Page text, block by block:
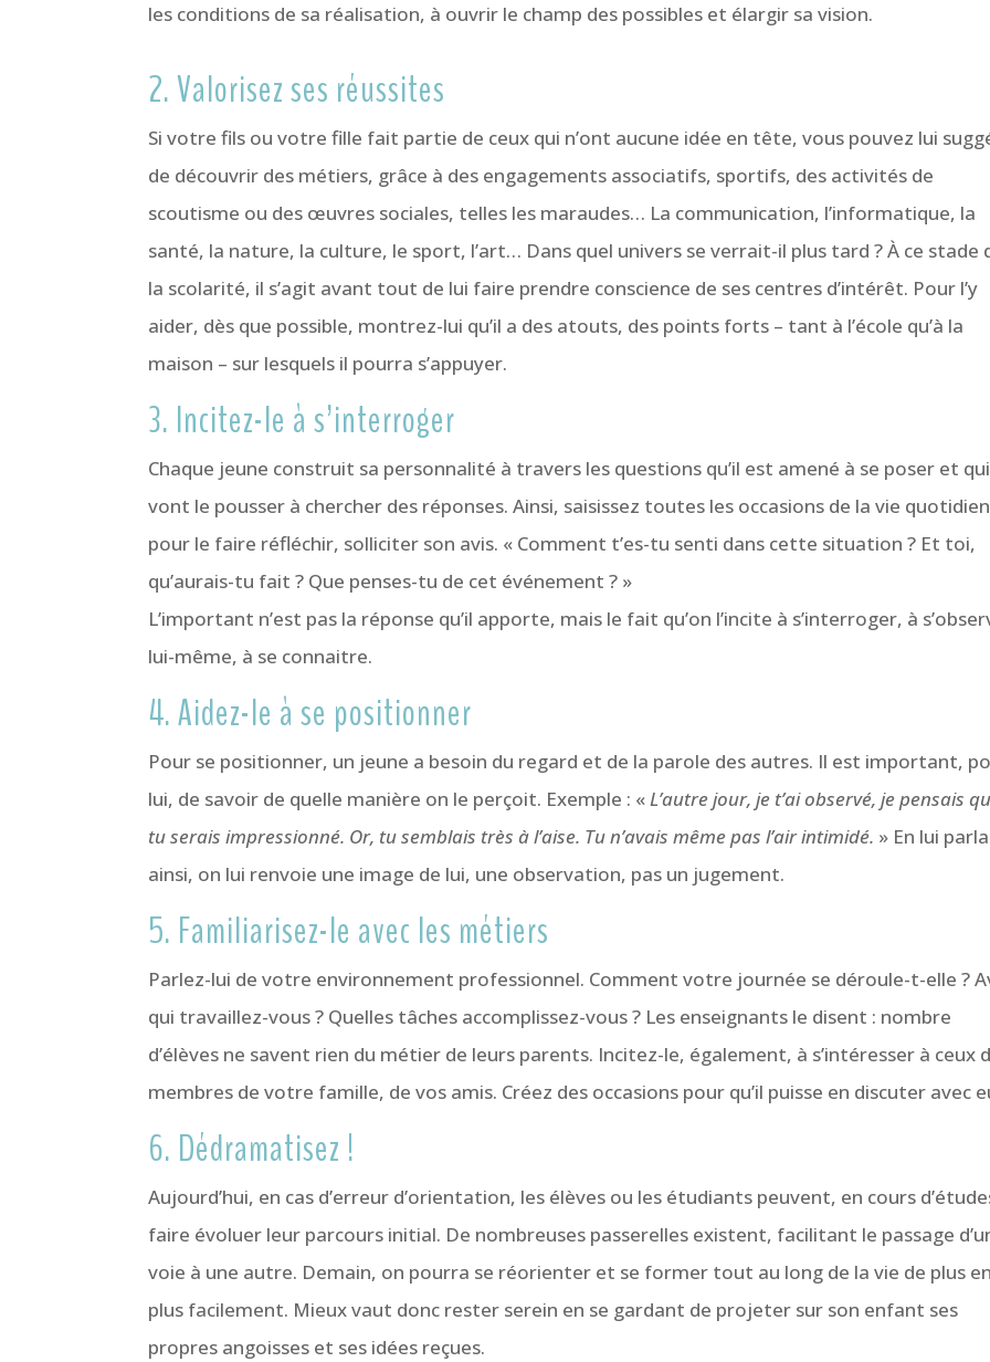
les conditions de sa réalisation, à ouvrir le champ des possibles et élargir sa vision.
2. Valorisez ses réussites
Si votre fils ou votre fille fait partie de ceux qui n’ont aucune idée en tête, vous pouvez lui
de découvrir des métiers, grâce à des engagements associatifs, sportifs, des activités de
scoutisme ou des œuvres sociales, telles les maraudes… La communication, l’informatique, la
santé, la nature, la culture, le sport, l’art… Dans quel univers se verrait-il plus tard ? À ce stade
la scolarité, il s’agit avant tout de lui faire prendre conscience de ses centres d’intérêt. Pour l’y
aider, dès que possible, montrez-lui qu’il a des atouts, des points forts – tant à l’école qu’à la
maison – sur lesquels il pourra s’appuyer.
3. Incitez-le à s’interroger
Chaque jeune construit sa personnalité à travers les questions qu’il est amené à se poser et qui
vont le pousser à chercher des réponses. Ainsi, saisissez toutes les occasions de la vie
pour le faire réfléchir, solliciter son avis. « Comment t’es-tu senti dans cette situation ? Et toi,
qu’aurais-tu fait ? Que penses-tu de cet événement ? »
L’important n’est pas la réponse qu’il apporte, mais le fait qu’on l’incite à s’interroger, à
lui-même, à se connaitre.
4. Aidez-le à se positionner
Pour se positionner, un jeune a besoin du regard et de la parole des autres. Il est important,
lui, de savoir de quelle manière on le perçoit. Exemple : «L’autre jour, je t’ai observé, je pensais
tu serais impressionné. Or, tu semblais très à l’aise. Tu n’avais même pas l’air intimidé. » En lui
ainsi, on lui renvoie une image de lui, une observation, pas un jugement.
5. Familiarisez-le avec les métiers
Parlez-lui de votre environnement professionnel. Comment votre journée se déroule-t-elle ?
qui travaillez-vous ? Quelles tâches accomplissez-vous ? Les enseignants le disent : nombre
d’élèves ne savent rien du métier de leurs parents. Incitez-le, également, à s’intéresser à ceux
membres de votre famille, de vos amis. Créez des occasions pour qu’il puisse en discuter avec
6. Dédramatisez !
Aujourd’hui, en cas d’erreur d’orientation, les élèves ou les étudiants peuvent, en cours
faire évoluer leur parcours initial. De nombreuses passerelles existent, facilitant le passage
voie à une autre. Demain, on pourra se réorienter et se former tout au long de la vie de plus en
plus facilement. Mieux vaut donc rester serein en se gardant de projeter sur son enfant ses
propres angoisses et ses idées reçues.